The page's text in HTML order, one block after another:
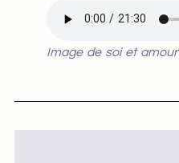
Image de soi et amour